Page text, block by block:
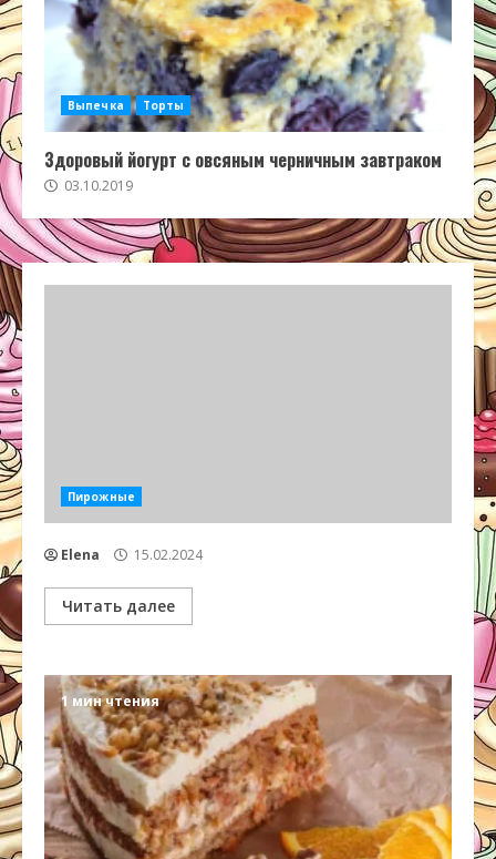
Выпечка Торты
Здоровый йогурт с овсяным черничным завтраком
03.10.2019
Пирожные
Elena 15.02.2024
Читать далее
1 мин чтения